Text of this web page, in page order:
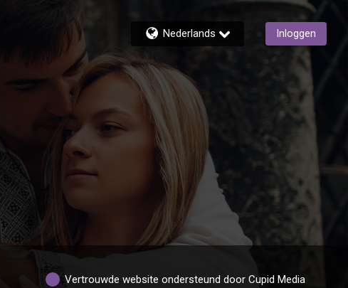
Nederlands Inloggen
Vertrouwde website ondersteund door Cupid Media